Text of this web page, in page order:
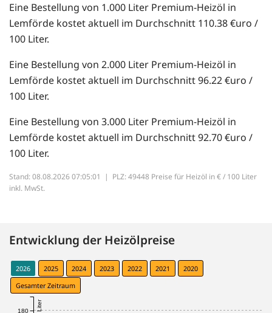
Eine Bestellung von 1.000 Liter Premium-Heizöl in
Lemförde kostet aktuell im Durchschnitt 110.38 €uro /
100 Liter.
Eine Bestellung von 2.000 Liter Premium-Heizöl in
Lemförde kostet aktuell im Durchschnitt 96.22 €uro /
100 Liter.
Eine Bestellung von 3.000 Liter Premium-Heizöl in
Lemförde kostet aktuell im Durchschnitt 92.70 €uro /
100 Liter.
Stand: 08.08.2026 07:05:01 | PLZ: 49448 Preise für Heizöl in € / 100 Liter
inkl. MwSt.
Entwicklung der Heizölpreise
2026 2025 2024 2023 2022 2021
2020
Gesamter Zeitraum
180